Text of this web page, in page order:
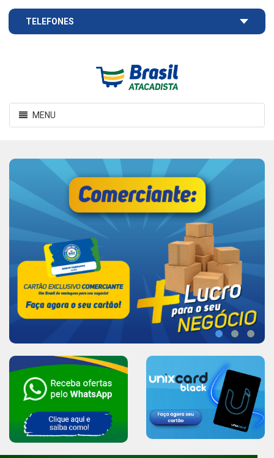
TELEFONES
Atacadista
Toggle
navigation
MENU